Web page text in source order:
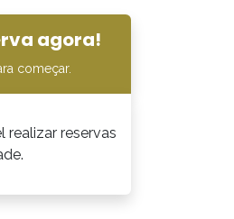
agora!
começar.
realizar reservas